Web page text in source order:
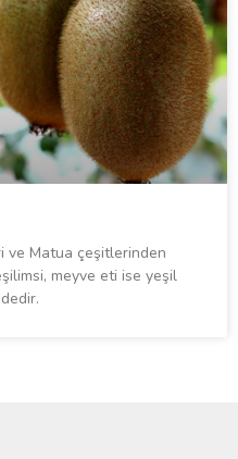
ve Matua çeşitlerinden
meyve eti ise yeşil